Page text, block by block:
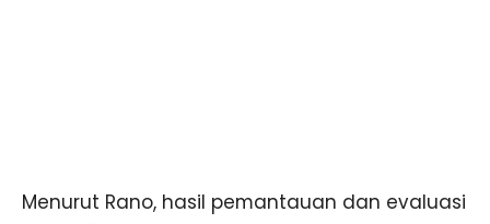
Menurut Rano, hasil pemantauan dan evaluasi